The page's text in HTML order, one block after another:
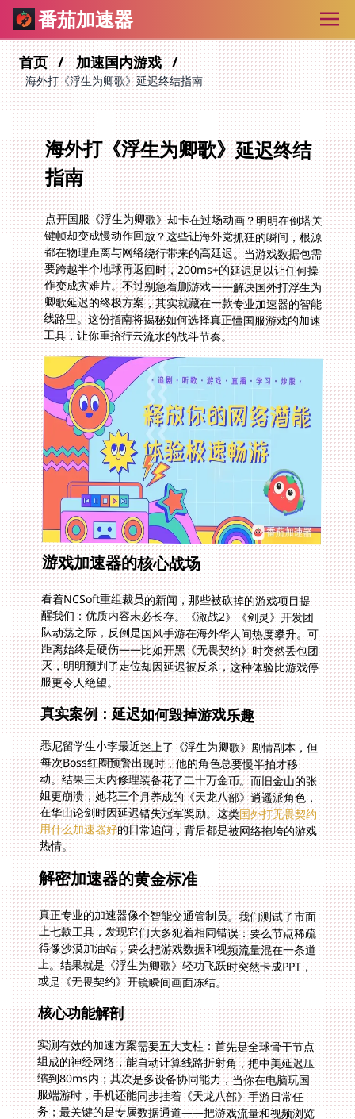
番茄加速器
首页 加速国内游戏
海外打《浮生为卿歌》延迟终结指南
海外打《浮生为卿歌》延迟终结
指南
点开国服《浮生为卿歌》却卡在过场动画？明明在倒塔关
键帧却变成慢动作回放？这些让海外党抓狂的瞬间，根源
都在物理距离与网络绕行带来的高延迟。当游戏数据包需
要跨越半个地球再返回时，200ms+的延迟足以让任何操
作变成灾难片。不过别急着删游戏——解决国外打浮生为
卿歌延迟的终极方案，其实就藏在一款专业加速器的智能
线路里。这份指南将揭秘如何选择真正懂国服游戏的加速
工具，让你重拾行云流水的战斗节奏。
游戏加速器的核心战场
看着NCSoft重组裁员的新闻，那些被砍掉的游戏项目提
醒我们：优质内容未必长存。《激战2》《剑灵》开发团
队动荡之际，反倒是国风手游在海外华人间热度攀升。可
距离始终是硬伤——比如开黑《无畏契约》时突然丢包团
灭，明明预判了走位却因延迟被反杀，这种体验比游戏停
服更令人绝望。
真实案例：延迟如何毁掉游戏乐趣
悉尼留学生小李最近迷上了《浮生为卿歌》剧情副本，但
每次Boss红圈预警出现时，他的角色总要慢半拍才移
动。结果三天内修理装备花了二十万金币。而旧金山的张
姐更崩溃，她花三个月养成的《天龙八部》逍遥派角色，
在华山论剑时因延迟错失冠军奖励。这类国外打无畏契约
用什么加速器好的日常追问，背后都是被网络拖垮的游戏
热情。
解密加速器的黄金标准
真正专业的加速器像个智能交通管制员。我们测试了市面
上七款工具，发现它们大多犯着相同错误：要么节点稀疏
得像沙漠加油站，要么把游戏数据和视频流量混在一条道
上。结果就是《浮生为卿歌》轻功飞跃时突然卡成PPT，
或是《无畏契约》开镜瞬间画面冻结。
核心功能解剖
实测有效的加速方案需要五大支柱：首先是全球骨干节点
组成的神经网络，能自动计算线路折射角，把中美延迟压
缩到80ms内；其次是多设备协同能力，当你在电脑玩国
服端游时，手机还能同步挂着《天龙八部》手游日常任
务；最关键的是专属数据通道——把游戏流量和视频浏览